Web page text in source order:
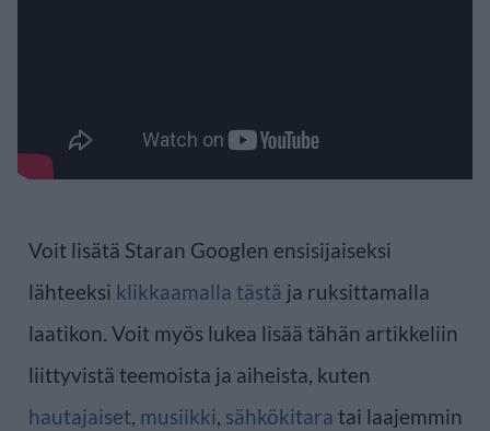
Voit lisätä Staran Googlen ensisijaiseksi
lähteeksi klikkaamalla tästä ja ruksittamalla
laatikon. Voit myös lukea lisää tähän artikkeliin
liittyvistä teemoista ja aiheista, kuten
hautajaiset, musiikki, sähkökitara tai laajemmin